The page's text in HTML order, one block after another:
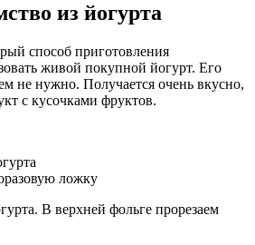
из йогурта
способ приготовления
живой покупной йогурт. Его
не нужно. Получается очень вкусно,
с кусочками фруктов.
ложку
В верхней фольге прорезаем